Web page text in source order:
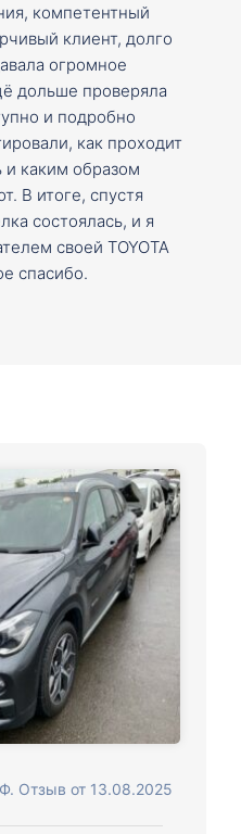
компетентный
клиент, долго
огромное
дольше проверяла
и подробно
как проходит
и каким образом
В итоге, спустя
состоялась, и я
своей TOYOTA
спасибо.
Отзыв от 13.08.2025